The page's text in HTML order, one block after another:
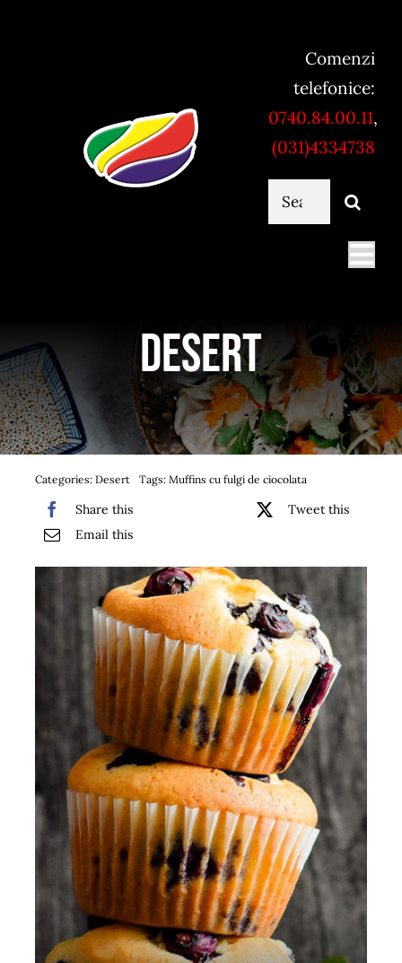
Comenzi
telefonice:
0740.84.00.11,
(031)4334738
Cautare...
Servicii catering
Bufet suedez si Coffee Break
Sushi
Oferta
Desert
Categories: Desert Tags: Muffins cu fulgi de ciocolata
Share this
Tweet this
Email this